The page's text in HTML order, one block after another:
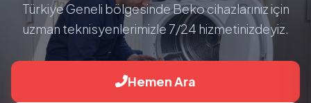
Türkiye Geneli bölgesinde Beko cihazlarınız için
uzman teknisyenlerimizle 7/24 hizmetinizdeyiz.
Hemen Ara